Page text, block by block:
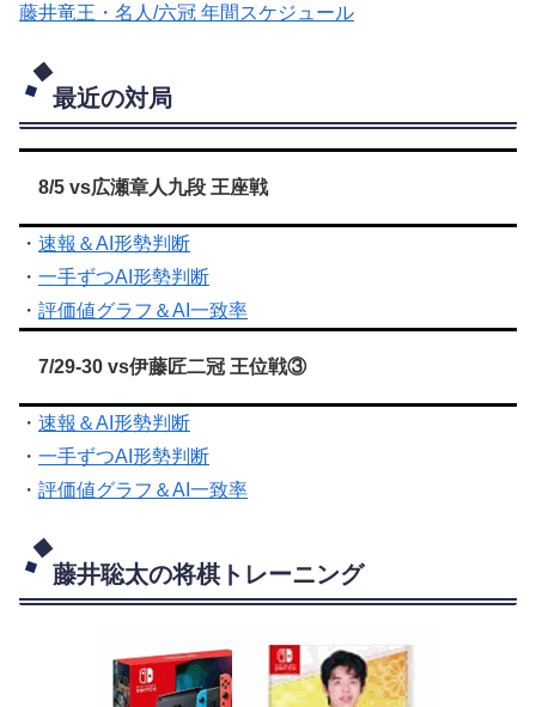
藤井竜王・名人/六冠 年間スケジュール
最近の対局
8/5 vs広瀬章人九段 王座戦
・ 速報＆AI形勢判断
・ 一手ずつAI形勢判断
・ 評価値グラフ＆AI一致率
7/29-30 vs伊藤匠二冠 王位戦③
・ 速報＆AI形勢判断
・ 一手ずつAI形勢判断
・ 評価値グラフ＆AI一致率
藤井聡太の将棋トレーニング